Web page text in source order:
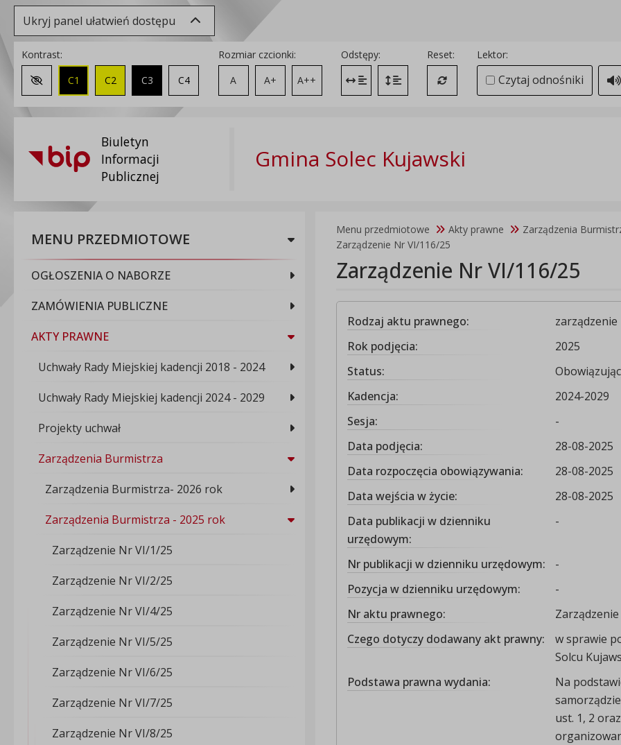
Ukryj panel ułatwień dostępu
Kontrast:
Zmień kontrast na domyślny
C1 C2 C3 C4
Rozmiar czcionki:
A
A+ A++
Odstępy:
Zmień odstęp między literami
Zmień interlinię i margines między paragrafami
Reset:
Przywróć ustawienia domyślne
Lektor:
Czytaj odnośniki
Biuletyn
Informacji
Publicznej
Gmina Solec Kujawski
MENU PRZEDMIOTOWE
OGŁOSZENIA O NABORZE
ZAMÓWIENIA PUBLICZNE
AKTY PRAWNE
Uchwały Rady Miejskiej kadencji 2018 - 2024
Uchwały Rady Miejskiej kadencji 2024 - 2029
Projekty uchwał
Zarządzenia Burmistrza
Zarządzenia Burmistrza- 2026 rok
Zarządzenia Burmistrza - 2025 rok
Zarządzenie Nr VI/1/25
Zarządzenie Nr VI/2/25
Zarządzenie Nr VI/4/25
Zarządzenie Nr VI/5/25
Zarządzenie Nr VI/6/25
Zarządzenie Nr VI/7/25
Zarządzenie Nr VI/8/25
Menu przedmiotowe Akty prawne Zarządzenia
Zarządzenie Nr VI/116/25
Zarządzenie Nr VI/116/25
Rodzaj aktu prawnego:
zarządzenie
Rok podjęcia:
2025
Status:
Kadencja:
2024-2029
Sesja:
-
Data podjęcia:
28-08-2025
Data rozpoczęcia obowiązywania:
28-08-2025
Data wejścia w życie:
28-08-2025
Data publikacji w dzienniku
urzędowym:
-
Nr publikacji w dzienniku urzędowym:
-
Pozycja w dzienniku urzędowym:
-
Nr aktu prawnego:
Czego dotyczy dodawany akt prawny:
w sprawie
Solcu
Podstawa prawna wydania:
Na
ust. 1, 2